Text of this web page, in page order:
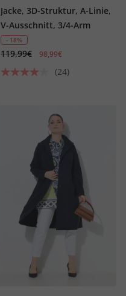
Jacke, 3D-Struktur, A-Linie,
V-Ausschnitt, 3/4-Arm
- 18%
119,99€ 98,99€
(24)